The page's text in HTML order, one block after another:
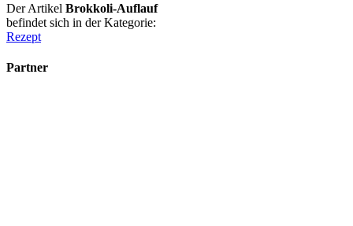
Der Artikel Brokkoli-Auflauf
befindet sich in der Kategorie:
Rezept
Partner